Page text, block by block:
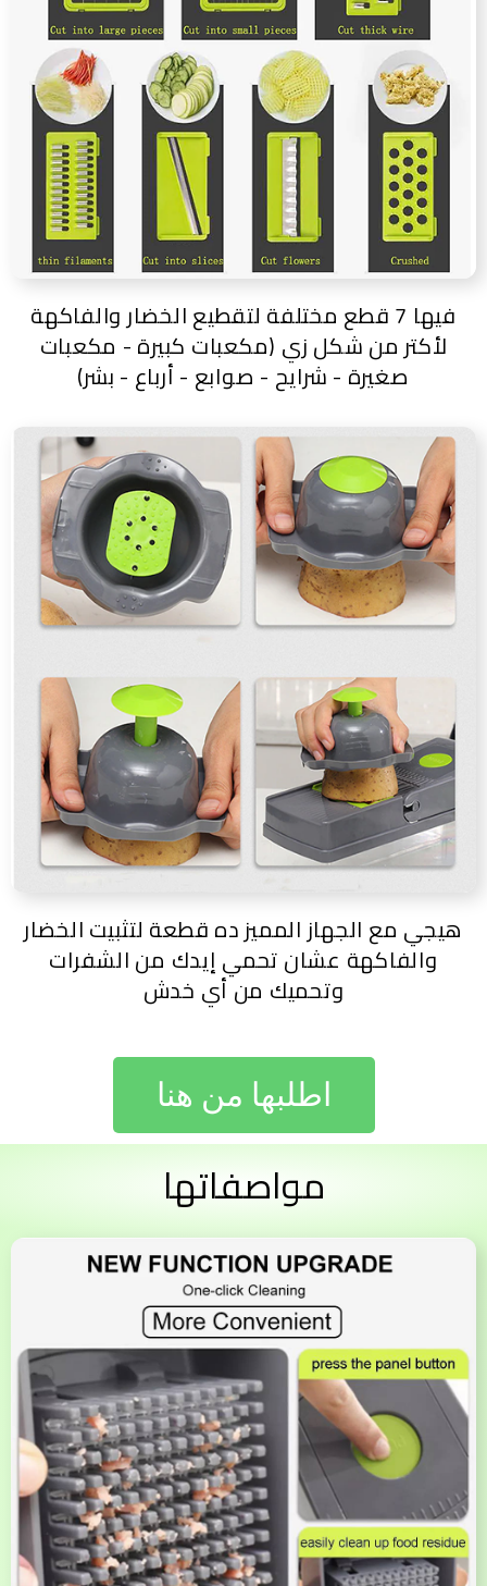
فيها 7 قطع مختلفة لتقطيع الخضار والفاكهة
لأكتر من شكل زي (مكعبات كبيرة - مكعبات
صغيرة - شرايح - صوابع - أرباع - بشر)
هيجي مع الجهاز المميز ده قطعة لتثبيت الخضار
والفاكهة عشان تحمي إيدك من الشفرات
وتحميك من أي خدش
اطلبها من هنا
مواصفاتها